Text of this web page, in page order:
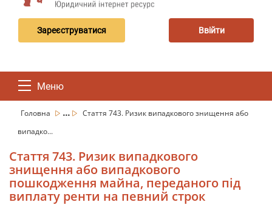
Зареєструватися Ввійти
Меню
Головна ...
Стаття 743. Ризик випадкового знищення або
випадко...
Стаття 743. Ризик випадкового
знищення або випадкового
пошкодження майна, переданого під
виплату ренти на певний строк